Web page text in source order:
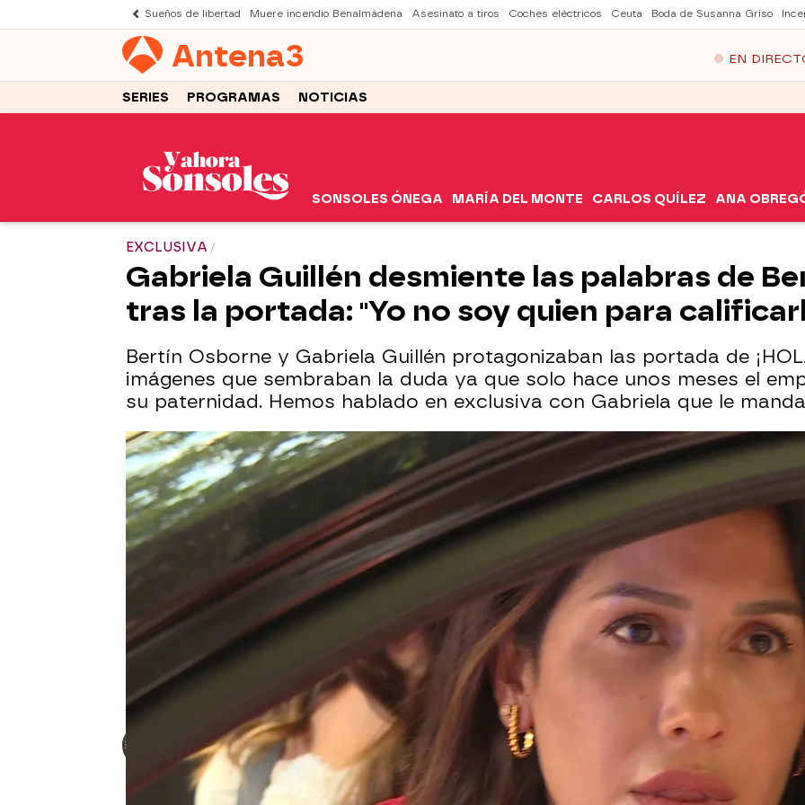
Sueños de libertad Muere incendio Benalmádena Asesinato a tiros Coches eléctricos Ceuta Boda de Susanna Griso
Antena3 EN
SERIES PROGRAMAS NOTICIAS
SONSOLES ÓNEGA MARÍA DEL MONTE CARLOS QUÍLEZ ANA
EXCLUSIVA
Gabriela Guillén desmiente las palabras de
tras la portada: "Yo no soy quien para
Bertín Osborne y Gabriela Guillén protagonizaban las portada de
imágenes que sembraban la duda ya que solo hace unos meses el
su paternidad. Hemos hablado en exclusiva con Gabriela que le
Marta Requejo
Publicado:21 de agosto de 2025, 12:13 WhatsappFacebook